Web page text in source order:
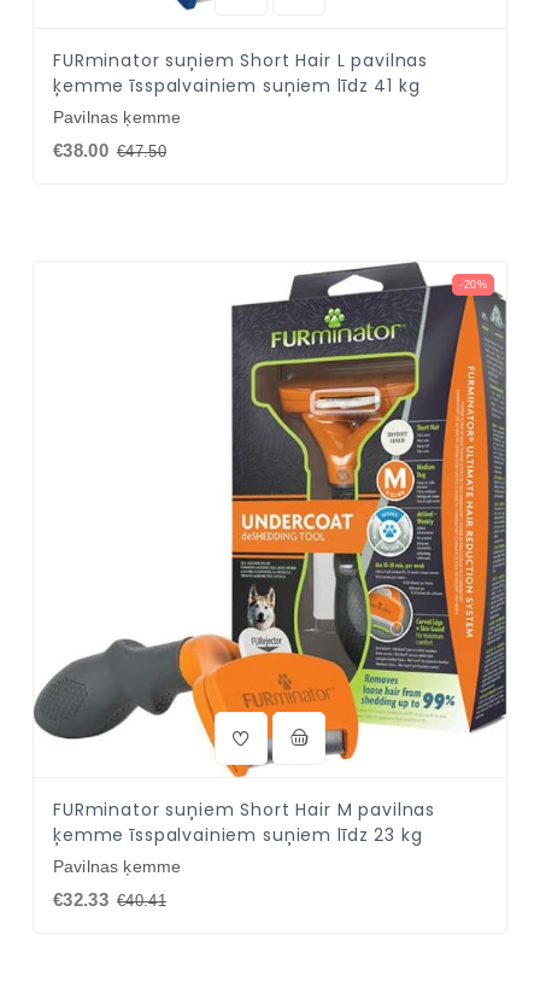
FURminator suņiem Short Hair L pavilnas
ķemme īsspalvainiem suņiem līdz 41 kg
Pavilnas ķemme
€38.00 €47.50
-20%
FURminator suņiem Short Hair M pavilnas
ķemme īsspalvainiem suņiem līdz 23 kg
Pavilnas ķemme
€32.33 €40.41